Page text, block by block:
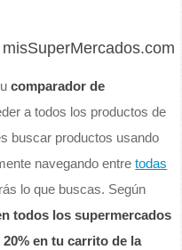
comparador de
a todos los productos de
buscar productos usando
navegando entretodas
lo que buscas. Según
todos los supermercados
en tu carrito de la